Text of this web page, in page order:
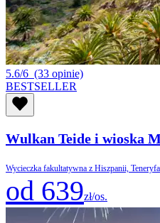
5.6/6 (33 opinie)
BESTSELLER
Wulkan Teide i wioska
Wycieczka fakultatywna z Hiszpanii, Teneryfa
od 639zł/os.